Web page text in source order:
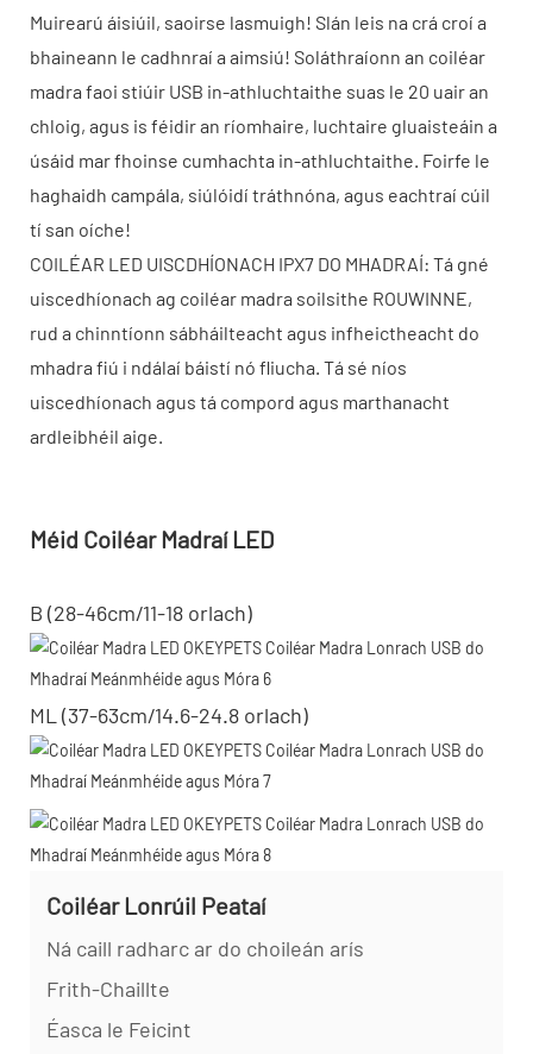
Muirearú áisiúil, saoirse lasmuigh! Slán leis na crá croí a
bhaineann le cadhnraí a aimsiú! Soláthraíonn an coiléar
madra faoi stiúir USB in-athluchtaithe suas le 20 uair an
chloig, agus is féidir an ríomhaire, luchtaire gluaisteáin a
úsáid mar fhoinse cumhachta in-athluchtaithe. Foirfe le
haghaidh campála, siúlóidí tráthnóna, agus eachtraí cúil
tí san oíche!
COILÉAR LED UISCDHÍONACH IPX7 DO MHADRAÍ: Tá gné
uiscedhíonach ag coiléar madra soilsithe ROUWINNE,
rud a chinntíonn sábháilteacht agus infheictheacht do
mhadra fiú i ndálaí báistí nó fliucha. Tá sé níos
uiscedhíonach agus tá compord agus marthanacht
ardleibhéil aige.
Méid Coiléar Madraí LED
B (28-46cm/11-18 orlach)
ML (37-63cm/14.6-24.8 orlach)
Coiléar Lonrúil Peataí
Ná caill radharc ar do choileán arís
Frith-Chaillte
Éasca le Feicint